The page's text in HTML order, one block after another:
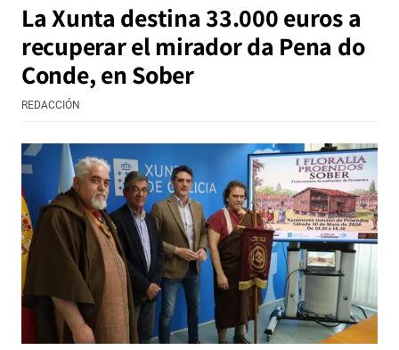
La Xunta destina 33.000 euros a
recuperar el mirador da Pena do
Conde, en Sober
REDACCIÓN